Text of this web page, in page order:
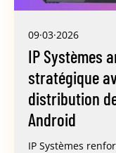
09·03·2026
IP Systèmes
stratégique
distribution
Android
IP Systèmes